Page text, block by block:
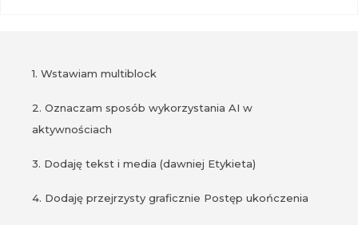
1. Wstawiam multiblock
2. Oznaczam sposób wykorzystania AI w
aktywnościach
3. Dodaję tekst i media (dawniej Etykieta)
4. Dodaję przejrzysty graficznie Postęp ukończenia